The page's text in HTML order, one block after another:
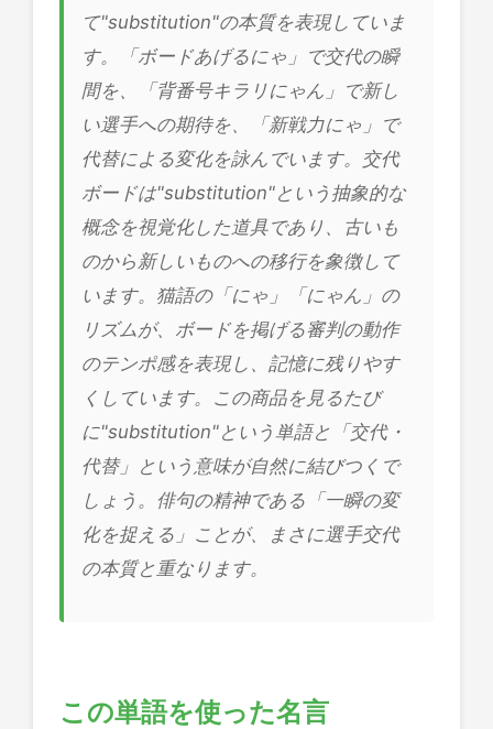
て"substitution"の本質を表現していま
す。「ボードあげるにゃ」で交代の瞬
間を、「背番号キラリにゃん」で新し
い選手への期待を、「新戦力にゃ」で
代替による変化を詠んでいます。交代
ボードは"substitution"という抽象的な
概念を視覚化した道具であり、古いも
のから新しいものへの移行を象徴して
います。猫語の「にゃ」「にゃん」の
リズムが、ボードを掲げる審判の動作
のテンポ感を表現し、記憶に残りやす
くしています。この商品を見るたび
に"substitution"という単語と「交代・
代替」という意味が自然に結びつくで
しょう。俳句の精神である「一瞬の変
化を捉える」ことが、まさに選手交代
の本質と重なります。
この単語を使った名言